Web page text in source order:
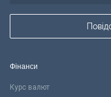
Фінанси
Курс валют